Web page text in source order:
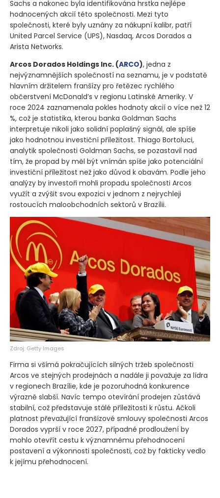
Sachs a nakonec byla identifikována hrstka nejlépe
hodnocených akcií této společnosti. Mezi tyto
společnosti, které byly uznány za nákupní kalibr, patří
United Parcel Service (UPS), Nasdaq, Arcos Dorados a
Arista Networks.
Arcos Dorados Holdings Inc. (ARCO), jedna z
nejvýznamnějších společností na seznamu, je v podstatě
hlavním držitelem franšízy pro řetězec rychlého
občerstvení McDonald’s v regionu Latinské Ameriky. V
roce 2024 zaznamenala pokles hodnoty akcií o více než 12
%, což je statistika, kterou banka Goldman Sachs
interpretuje nikoli jako solidní poplašný signál, ale spíše
jako hodnotnou investiční příležitost. Thiago Bortoluci,
analytik společnosti Goldman Sachs, se pozastavil nad
tím, že propad by měl být vnímán spíše jako potenciální
investiční příležitost než jako důvod k obavám. Podle jeho
analýzy by investoři mohli propadu společnosti Arcos
využít a zvýšit svou expozici v jednom z nejrychleji
rostoucích maloobchodních sektorů v Brazílii.
Zdroj: Getty Images
Firma si všímá pokračujících silných tržeb společnosti
Arcos ve stejných prodejnách a nadále ji považuje za lídra
v regionech Brazílie, kde je pozoruhodná konkurence
výrazně slabší. Navíc tempo otevírání prodejen zůstává
stabilní, což představuje stálé příležitosti k růstu. Ačkoli
platnost převažující franšízové smlouvy společnosti Arcos
Dorados vyprší v roce 2027, případné prodloužení by
mohlo otevřít cestu k významnému přehodnocení
postavení a výkonnosti společnosti, což by fakticky vedlo
k jejímu přehodnocení.